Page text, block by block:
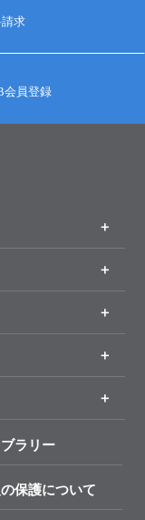
求
会員登録
ラリー
保護について